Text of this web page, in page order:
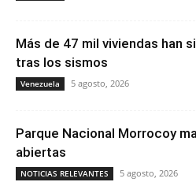
Más de 47 mil viviendas han
tras los sismos
Venezuela 5 agosto, 2026
Parque Nacional Morrocoy
abiertas
NOTICIAS RELEVANTES 5 agosto, 2026